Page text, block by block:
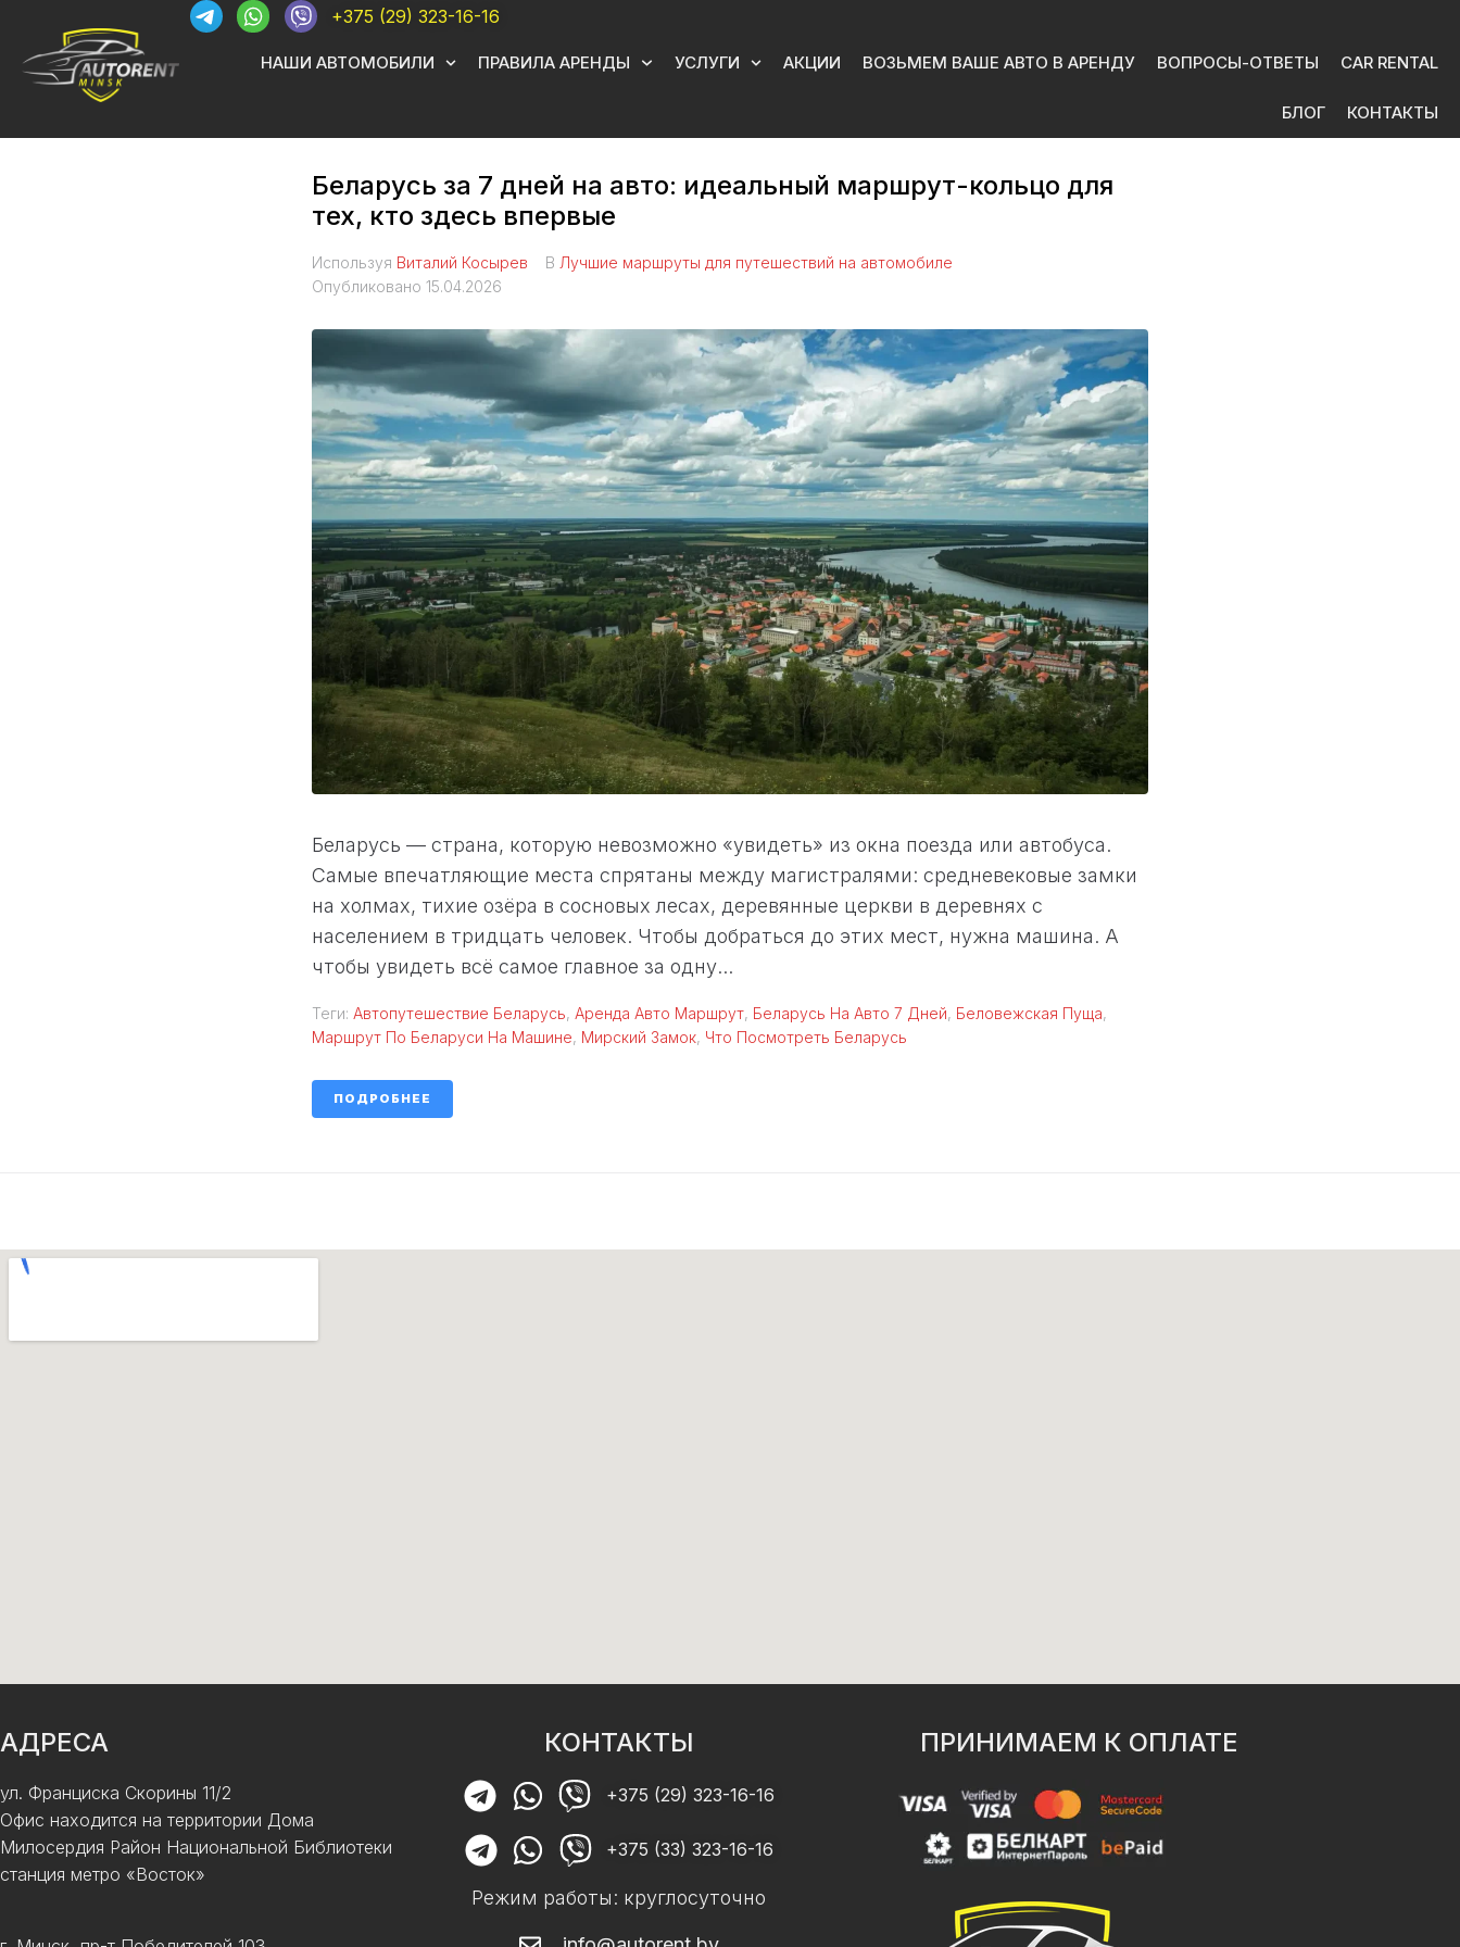
+375 (29) 323-16-16
НАШИ АВТОМОБИЛИ ПРАВИЛА АРЕНДЫ УСЛУГИ АКЦИИ ВОЗЬМЕМ ВАШЕ АВТО В АРЕНДУ ВОПРОСЫ-ОТВЕТЫ CAR RENTAL
БЛОГ КОНТАКТЫ
Беларусь за 7 дней на авто: идеальный маршрут-кольцо для
тех, кто здесь впервые
Используя Виталий Косырев В Лучшие маршруты для путешествий на автомобиле
Опубликовано 15.04.2026
Беларусь — страна, которую невозможно «увидеть» из окна поезда или автобуса.
Самые впечатляющие места спрятаны между магистралями: средневековые замки
на холмах, тихие озёра в сосновых лесах, деревянные церкви в деревнях с
населением в тридцать человек. Чтобы добраться до этих мест, нужна машина. А
чтобы увидеть всё самое главное за одну...
Теги: Автопутешествие Беларусь, Аренда Авто Маршрут, Беларусь На Авто 7 Дней, Беловежская Пуща,
Маршрут По Беларуси На Машине, Мирский Замок, Что Посмотреть Беларусь
ПОДРОБНЕЕ
АДРЕСА
ул. Франциска Скорины 11/2
Офис находится на территории Дома
Милосердия Район Национальной Библиотеки
станция метро «Восток»
КОНТАКТЫ
+375 (29) 323-16-16
+375 (33) 323-16-16
Режим работы: круглосуточно
ПРИНИМАЕМ К ОПЛАТЕ